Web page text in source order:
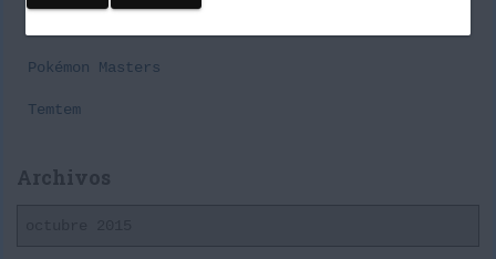
Pokémon Masters
Temtem
Archivos